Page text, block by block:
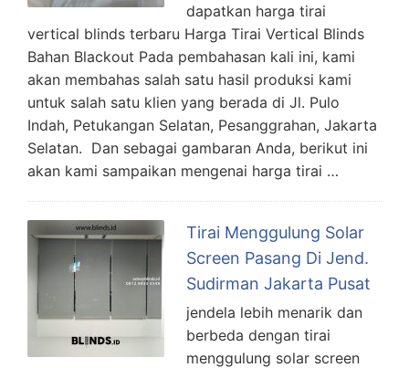
dapatkan harga tirai
vertical blinds terbaru Harga Tirai Vertical Blinds
Bahan Blackout Pada pembahasan kali ini, kami
akan membahas salah satu hasil produksi kami
untuk salah satu klien yang berada di Jl. Pulo
Indah, Petukangan Selatan, Pesanggrahan, Jakarta
Selatan. Dan sebagai gambaran Anda, berikut ini
akan kami sampaikan mengenai harga tirai …
Tirai Menggulung Solar
Screen Pasang Di Jend.
Sudirman Jakarta Pusat
jendela lebih menarik dan
berbeda dengan tirai
menggulung solar screen